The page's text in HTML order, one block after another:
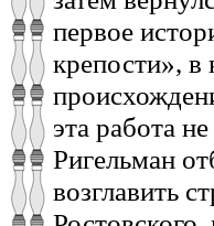
первое
крепости», в
эта работа
Ригельман
возглавить